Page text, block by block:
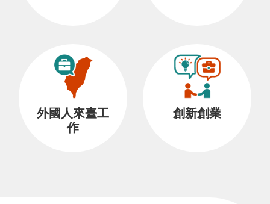
外國人來臺工
作
創新創業